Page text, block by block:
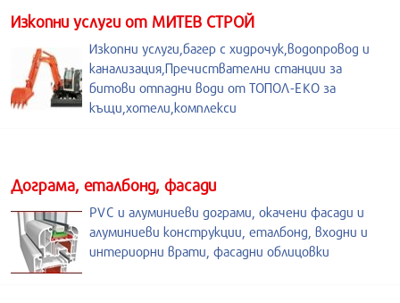
Изкопни услуги от МИТЕВ СТРОЙ
Изкопни услуги,багер с хидрочук,водопровод и
канализация,Пречиствателни станции за
битови отпадни води от ТОПОЛ-ЕКО за
къщи,хотели,комплекси
Дограма, еталбонд, фасади
PVC и алуминиеви дограми, окачени фасади и
алуминиеви конструкции, еталбонд, входни и
интериорни врати, фасадни облицовки